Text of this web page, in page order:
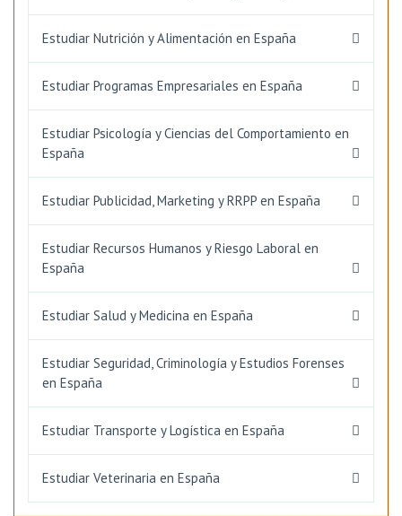
Estudiar Nutrición y Alimentación en España
Estudiar Programas Empresariales en España
Estudiar Psicología y Ciencias del Comportamiento en
España
Estudiar Publicidad, Marketing y RRPP en España
Estudiar Recursos Humanos y Riesgo Laboral en
España
Estudiar Salud y Medicina en España
Estudiar Seguridad, Criminología y Estudios Forenses
en España
Estudiar Transporte y Logística en España
Estudiar Veterinaria en España